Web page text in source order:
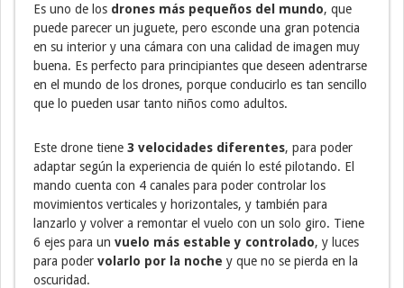
Es uno de los drones más pequeños del mundo, que
puede parecer un juguete, pero esconde una gran potencia
en su interior y una cámara con una calidad de imagen muy
buena. Es perfecto para principiantes que deseen adentrarse
en el mundo de los drones, porque conducirlo es tan sencillo
que lo pueden usar tanto niños como adultos.
Este drone tiene 3 velocidades diferentes, para poder
adaptar según la experiencia de quién lo esté pilotando. El
mando cuenta con 4 canales para poder controlar los
movimientos verticales y horizontales, y también para
lanzarlo y volver a remontar el vuelo con un solo giro. Tiene
6 ejes para un vuelo más estable y controlado, y luces
para poder volarlo por la noche y que no se pierda en la
oscuridad.